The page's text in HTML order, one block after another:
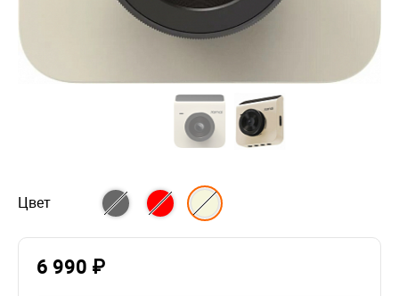
Цвет
6 990 ₽